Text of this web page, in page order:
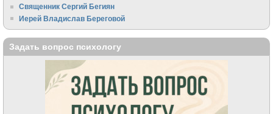
Священник Сергий Бегиян
Иерей Владислав Береговой
Задать вопрос психологу